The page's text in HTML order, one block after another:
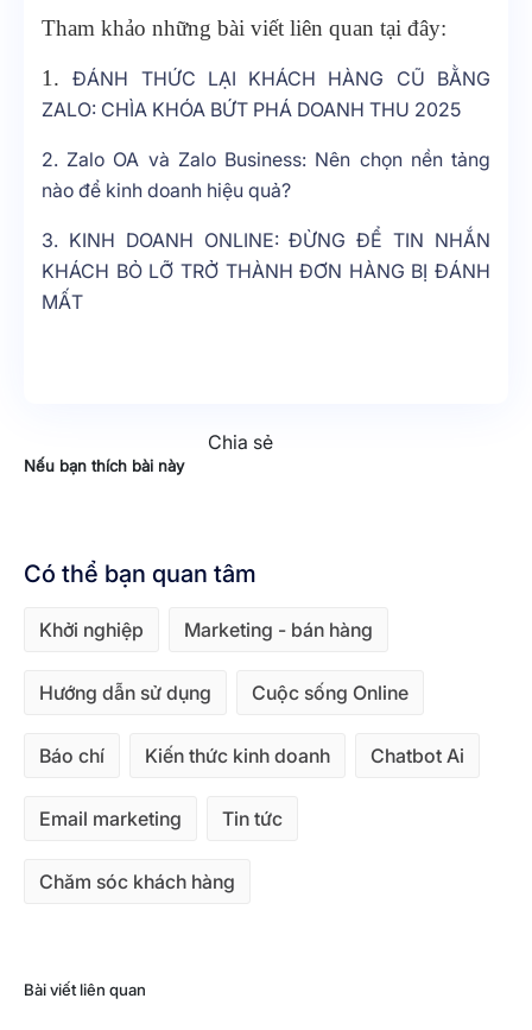
Tham khảo những bài viết liên quan tại đây:
1.ĐÁNH THỨC LẠI KHÁCH HÀNG CŨ BẰNG
ZALO: CHÌA KHÓA BỨT PHÁ DOANH THU 2025
2. Zalo OA và Zalo Business: Nên chọn nền tảng
nào để kinh doanh hiệu quả?
3. KINH DOANH ONLINE: ĐỪNG ĐỂ TIN NHẮN
KHÁCH BỎ LỠ TRỞ THÀNH ĐƠN HÀNG BỊ ĐÁNH
MẤT
Nếu bạn thích bài này
Chia sẻ
Có thể bạn quan tâm
Khởi nghiệp Marketing - bán hàng
Hướng dẫn sử dụng Cuộc sống Online
Báo chí Kiến thức kinh doanh Chatbot Ai
Email marketing Tin tức
Chăm sóc khách hàng
Bài viết liên quan